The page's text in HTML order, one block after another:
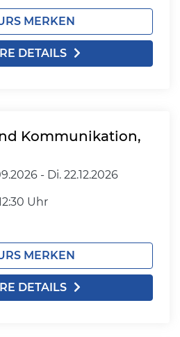
MERKEN
DETAILS
Kommunikation,
- Di. 22.12.2026
Uhr
MERKEN
DETAILS